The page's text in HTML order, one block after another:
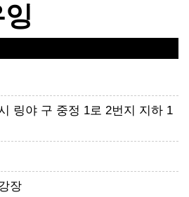
링야 구 중정 1로 2번지 지하 1
장